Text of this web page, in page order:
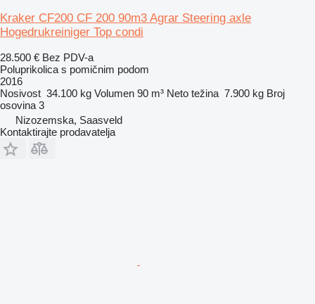
Kraker CF200 CF 200 90m3 Agrar Steering axle
Hogedrukreiniger Top condi
28.500 € Bez PDV-a
Poluprikolica s pomičnim podom
2016
Nosivost 34.100 kg Volumen 90 m³ Neto težina 7.900 kg Broj
osovina 3
Nizozemska, Saasveld
Kontaktirajte prodavatelja